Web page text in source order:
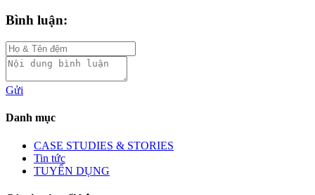
Bình luận:
Gửi
Danh mục
CASE STUDIES & STORIES
Tin tức
TUYỂN DỤNG